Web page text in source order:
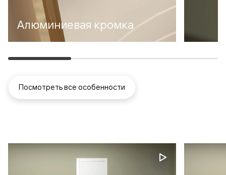
Алюминиевая кромка
Посмотреть все особенности